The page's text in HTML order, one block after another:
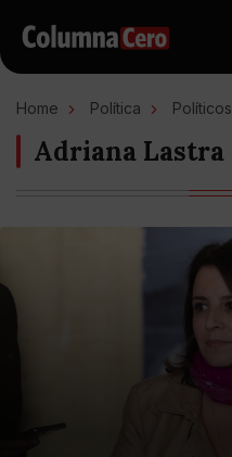
Home Política Políticos
Adriana Lastra